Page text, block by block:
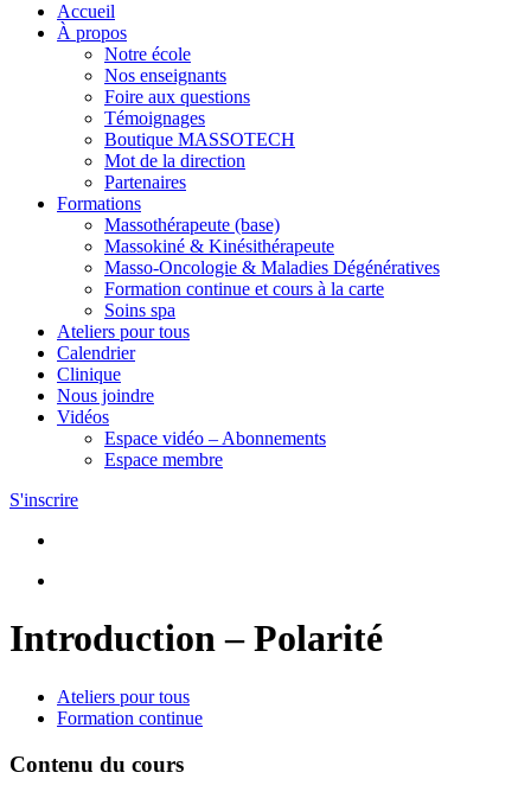
Accueil
À propos
Notre école
Nos enseignants
Foire aux questions
Témoignages
Boutique MASSOTECH
Mot de la direction
Partenaires
Formations
Massothérapeute (base)
Massokiné & Kinésithérapeute
Masso-Oncologie & Maladies Dégénératives
Formation continue et cours à la carte
Soins spa
Ateliers pour tous
Calendrier
Clinique
Nous joindre
Vidéos
Espace vidéo – Abonnements
Espace membre
S'inscrire
Introduction – Polarité
Ateliers pour tous
Formation continue
Contenu du cours